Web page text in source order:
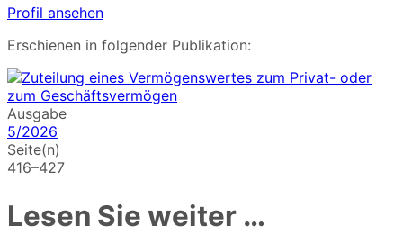
Profil ansehen
Erschienen in folgender Publikation:
Ausgabe
5/2026
Seite(n)
416–427
Lesen Sie weiter …